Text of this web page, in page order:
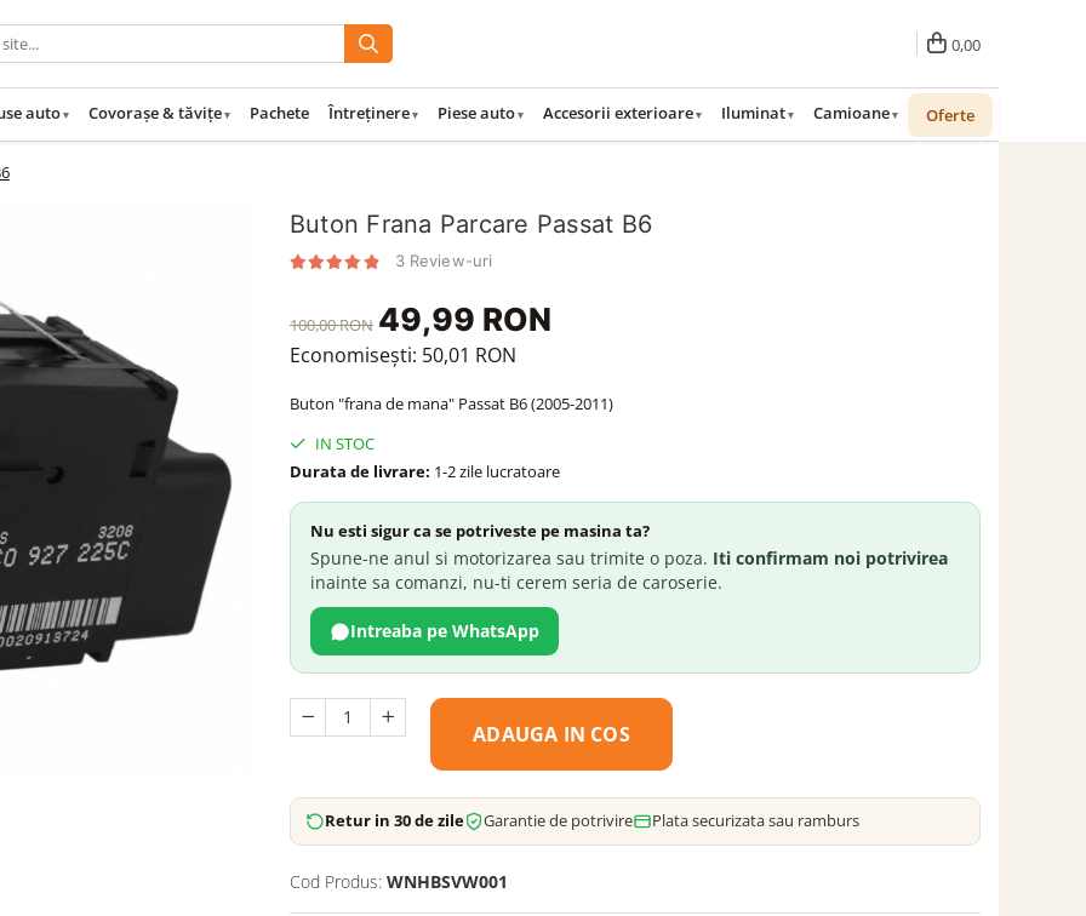
0,00
auto Covorașe & tăvițe Pachete Întreținere Piese auto Accesorii exterioare Iluminat Camioane Oferte
Buton Frana Parcare Passat B6
3 Review-uri
100,00 RON 49,99 RON
Economisești: 50,01 RON
Buton "frana de mana" Passat B6 (2005-2011)
IN STOC
Durata de livrare: 1-2 zile lucratoare
Nu esti sigur ca se potriveste pe masina ta?
Spune-ne anul si motorizarea sau trimite o poza. Iti confirmam noi potrivirea
inainte sa comanzi, nu-ti cerem seria de caroserie.
Intreaba pe WhatsApp
ADAUGA IN COS
Retur in 30 de zile Garantie de potrivire Plata securizata sau ramburs
Cod Produs: WNHBSVW001